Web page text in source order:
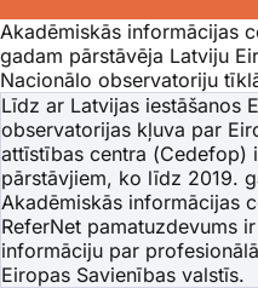
Akadēmiskās informācijas
gadam pārstāvēja Latviju
Nacionālo observatoriju
Līdz ar Latvijas iestāšanos
observatorijas kļuva par
attīstības centra (Cedefop)
pārstāvjiem, ko līdz 2019.
Akadēmiskās informācijas
ReferNet pamatuzdevums
informāciju par
Eiropas Savienības valstīs.